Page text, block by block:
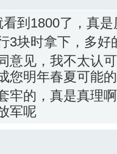
到1800了，真是
3块时拿下，多好
意见，我不太认
您明年春夏可能
牢的，真是真理
军呢